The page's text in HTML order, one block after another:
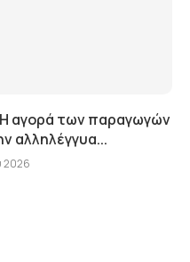
αγορά των παραγωγών
αλληλέγγυα...
2026